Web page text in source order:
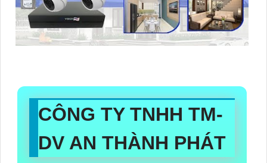
CÔNG TY TNHH TM-
DV AN THÀNH PHÁT